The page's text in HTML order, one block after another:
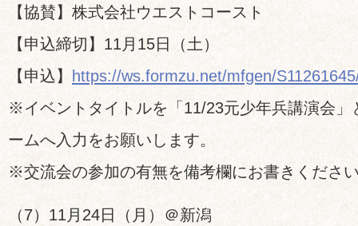
【協賛】株式会社ウエストコースト
【申込締切】11月15日（土）
【申込】
https://ws.formzu.net/mfgen/
※イベントタイトルを「11/23元少年兵講演会」
ームへ入力をお願いします。
※交流会の参加の有無を備考欄にお書きくださ
（7）11月24日（月）＠新潟